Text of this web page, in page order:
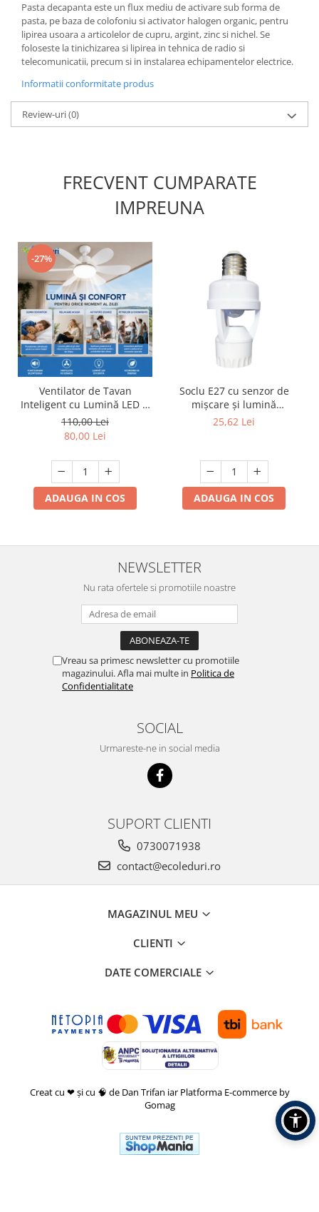
Pasta decapanta este un flux mediu de activare sub forma de
pasta, pe baza de colofoniu si activator halogen organic, pentru
lipirea usoara a articolelor de cupru, argint, zinc si nichel. Se
foloseste la tinichizarea si lipirea in tehnica de radio si
telecomunicatii, precum si in instalarea echipamentelor electrice.
Informatii conformitate produs
Review-uri(0)
FRECVENT CUMPARATE
IMPREUNA
-27%
Ventilator de Tavan
Inteligent cu Lumină LED și
Telecomandă
110,00 Lei
80,00 Lei
ADAUGA IN COS
Soclu E27 cu senzor de
mișcare și lumină
crepusculară - 360°, unghi
25,62 Lei
ADAUGA IN COS
NEWSLETTER
Nu rata ofertele si promotiile noastre
Vreau sa primesc newsletter cu promotiile
magazinului. Afla mai multe in Politica de
Confidentialitate
SOCIAL
Urmareste-ne in social media
SUPORT CLIENTI
0730071938
contact@ecoleduri.ro
MAGAZINUL MEU
CLIENTI
DATE COMERCIALE
Creat cu ❤ și cu 🧠 de Dan Trifan iar Platforma E-commerce by
Gomag